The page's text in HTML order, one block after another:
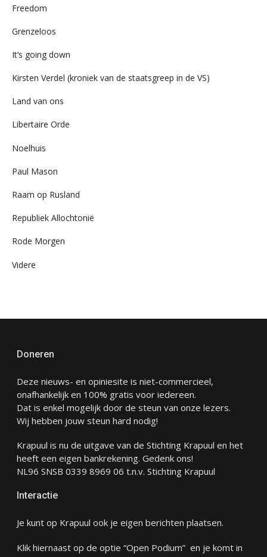
Freedom
Grenzeloos
It’s going down
Kirsten Verdel (kroniek van de staatsgreep in de VS)
Land van ons
Libertaire Orde
Noelhuis
Paul Mason
Raam op Rusland
Republiek Allochtonië
Rode Morgen
Videre
Doneren
Deze nieuws- en opiniesite is niet-commercieel,
onafhankelijk en 100% gratis voor iedereen.
Dat is enkel mogelijk door de steun van onze lezers.
Wij hebben jouw steun hard nodig!
Krapuul is nu de uitgave van de Stichting Krapuul en het
heeft een eigen bankrekening. Gedenk ons!
NL96 SNSB 0339 8969 06 t.n.v. Stichting Krapuul
Interactie
Je kunt op Krapuul ook je eigen berichten plaatsen.
Klik hiernaast op de optie “Open Podium” en je komt in